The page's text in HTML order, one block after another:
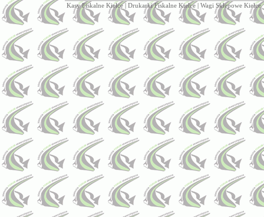
Kasy Fiskalne Kielce| Drukarki Fiskalne Kielce| Wagi Sklepowe Kielce